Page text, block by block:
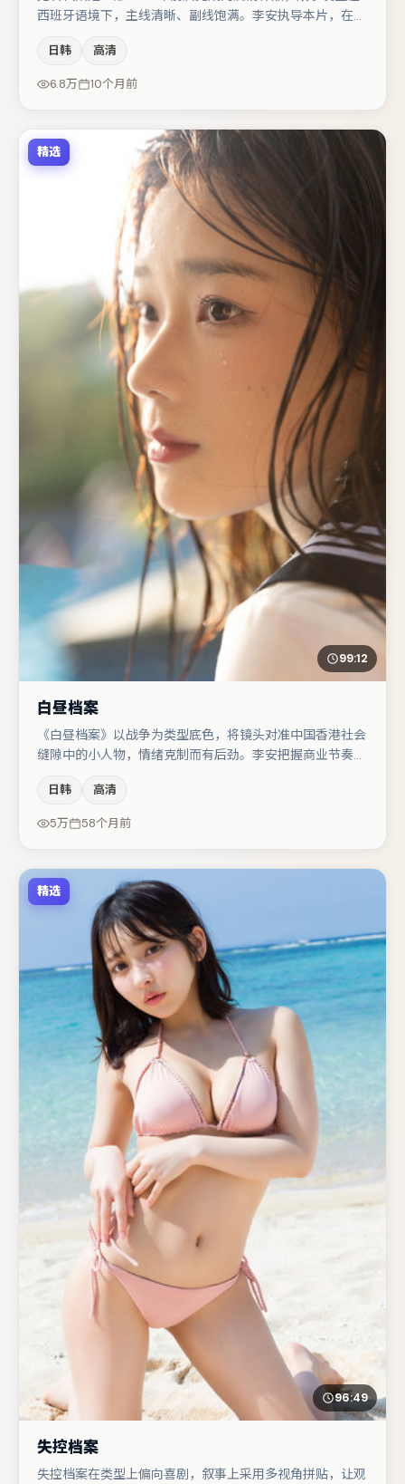
西班牙语境下，主线清晰、副线饱满。李安执导本片，在场
主演阵容包括马丽、宋佳、胡歌等，角色动机前后呼应，适
合喜欢抠台词与伏笔的观众。节奏紧凑、反转有度，值得列
日韩 高清
6.8万 10个月前
精选
99:12
白昼档案
《白昼档案》以战争为类型底色，将镜头对准中国香港社会
缝隙中的小人物，情绪克制而有后劲。李安把握商业节奏的
在片中承担叙事驱动，雷佳音、谭卓分别提供反差与喜剧/
悬疑调剂（视场次而定）。若你偏爱强类型与清晰主线，这
日韩 高清
5万 58个月前
精选
96:49
失控档案
失控档案在类型上偏向喜剧，叙事上采用多视角拼贴，让观